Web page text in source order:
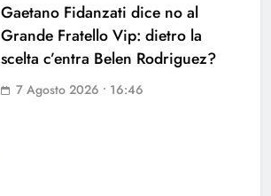
Gaetano Fidanzati dice no al
Grande Fratello Vip: dietro la
scelta c’entra Belen Rodriguez?
7 Agosto 2026 • 16:46